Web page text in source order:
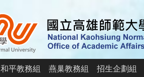
和平教務組 燕巢教務組 招生企劃組